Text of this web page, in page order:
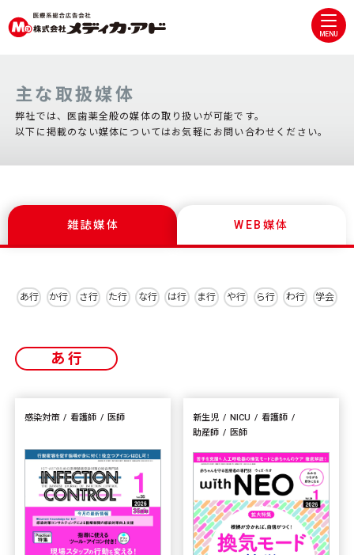
MENU
主な取扱媒体
弊社では、医歯薬全般の媒体の取り扱いが可能です。
以下に掲載のない媒体についてはお気軽にお問い合わせください。
雑誌媒体 WEB媒体
あ行 か行 さ行 た行 な行 は行 ま行 や行 ら行 わ行 学会
あ行
感染対策 看護師 医師 新生児 NICU
看護師
助産師
医師